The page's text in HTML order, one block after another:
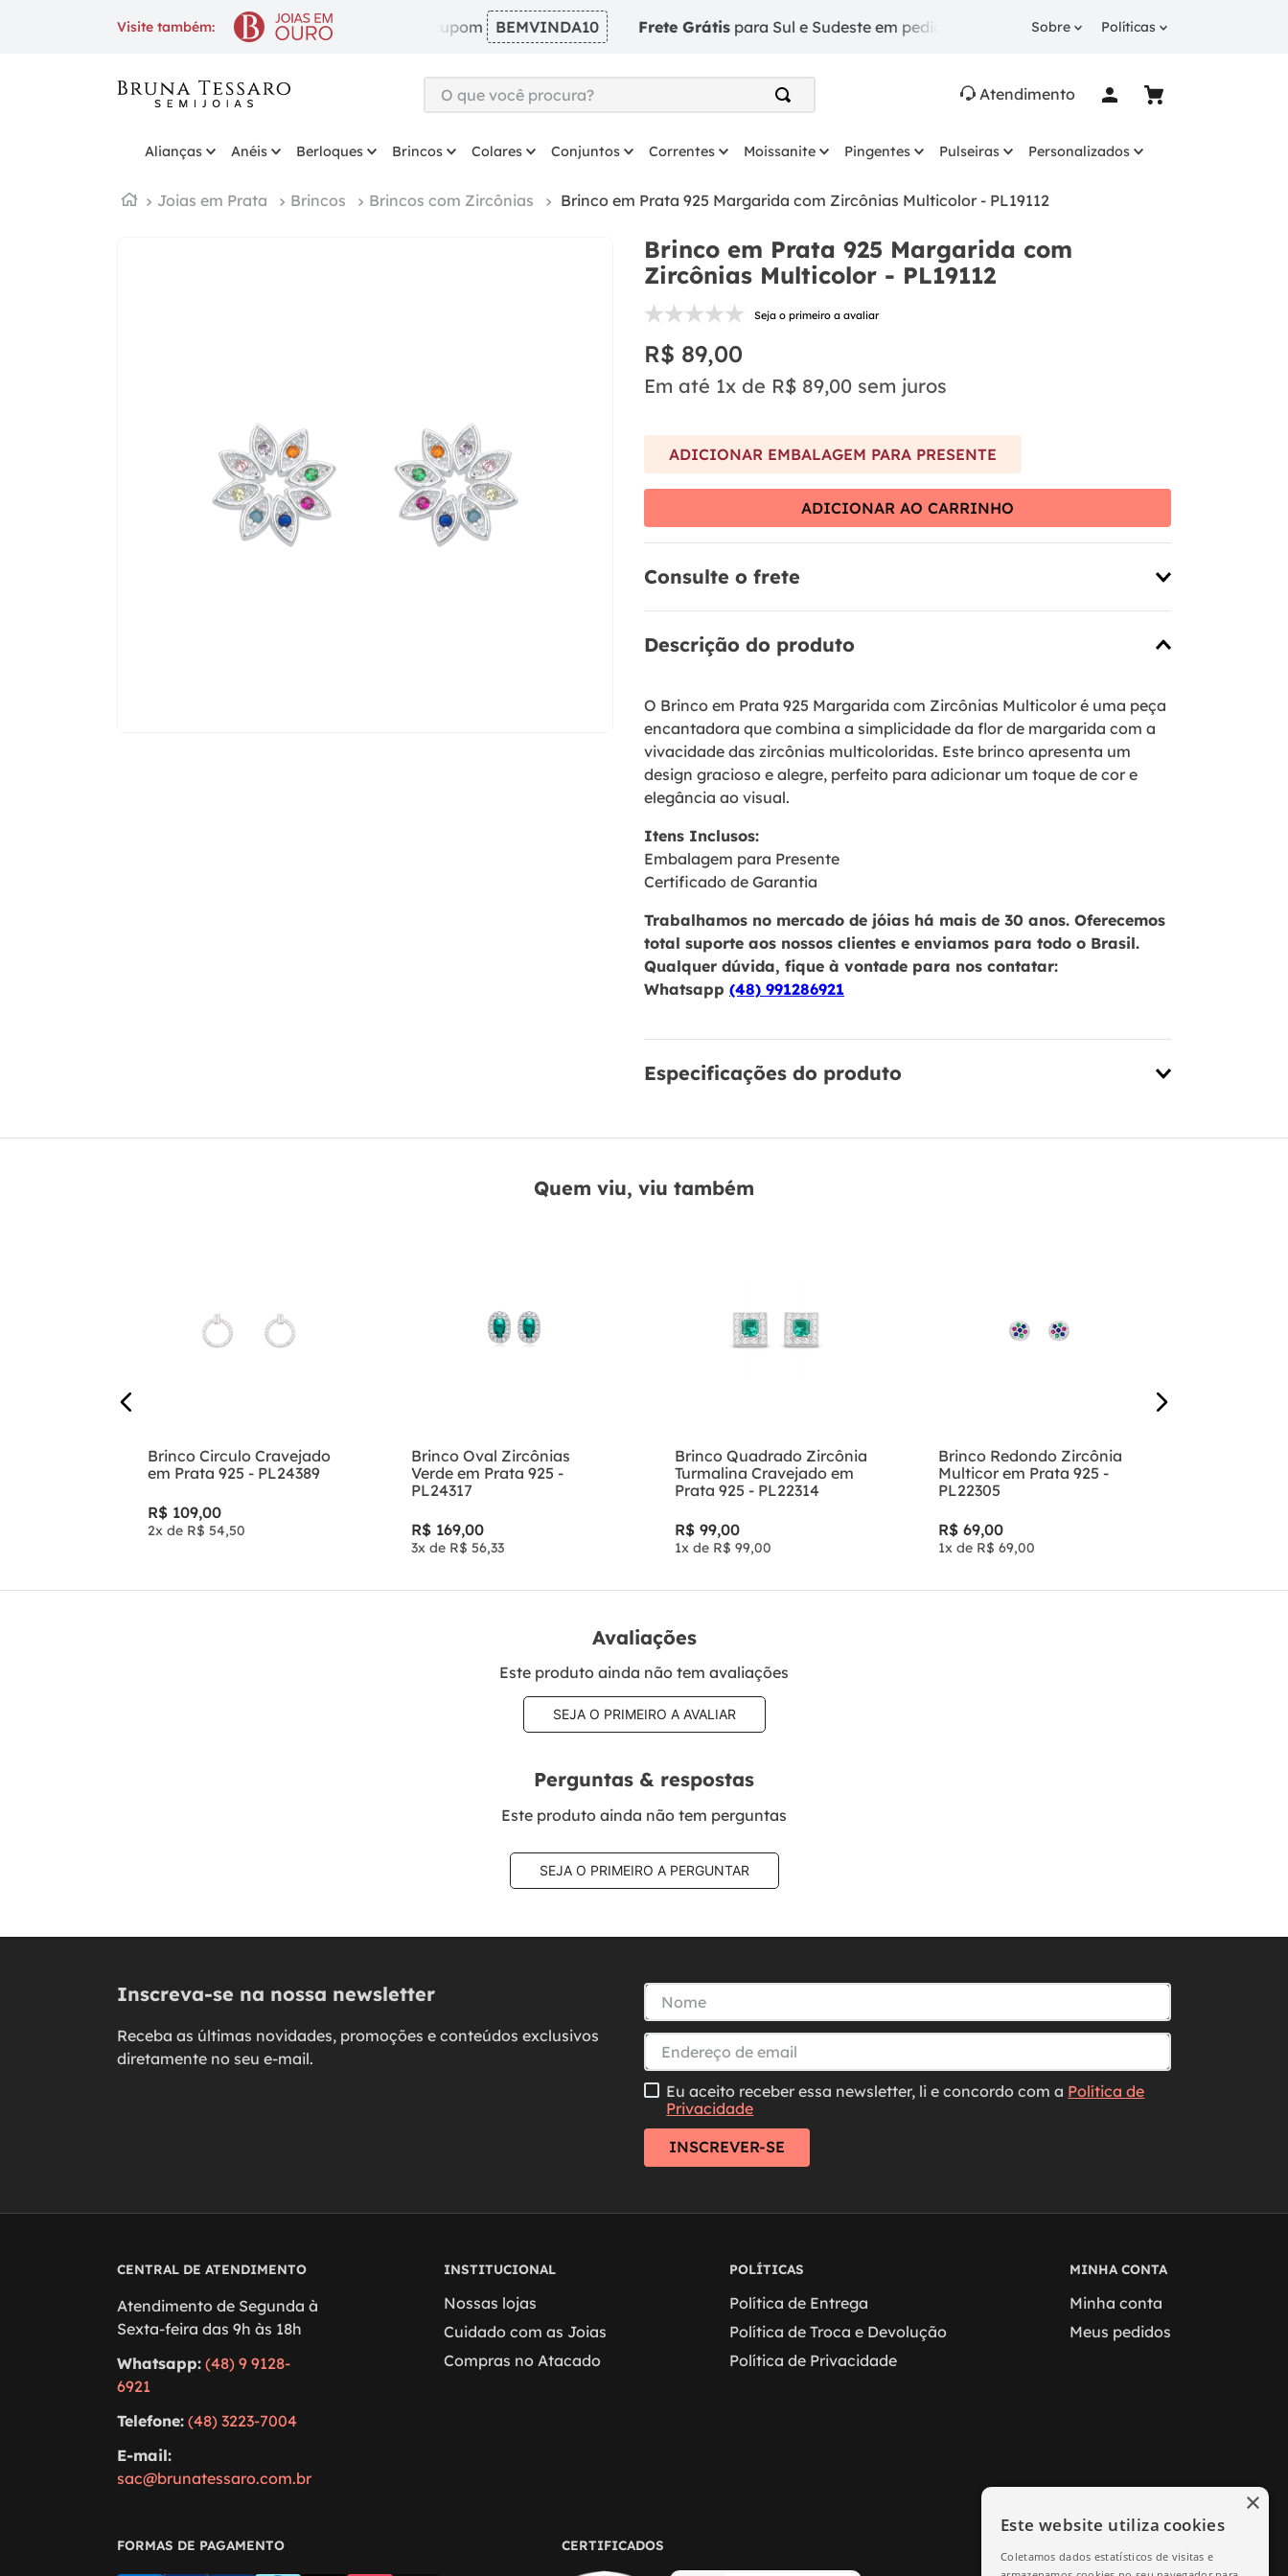
Visite também:
10% OFF na 1ª compra com cupom BEMVINDA10 Frete Grátis para Sul e Sudeste em pedidos a partir de R$ 249. 10% OFFna 1ª compra
Sobre Políticas
O que você procura?
2º
solitário
brinco
10º aliança
Atendimento
Alianças Anéis Berloques Brincos Colares Conjuntos Correntes Moissanite Pingentes Pulseiras Personalizados
Joias em Prata Brincos Brincos com Zircônias Brinco em Prata 925 Margarida com Zircônias Multicolor - PL19112
Brinco em Prata 925 Margarida com
Zircônias Multicolor - PL19112
Seja o primeiro a avaliar
R$ 89,00
Em até 1x de R$ 89,00 sem juros
ADICIONAR EMBALAGEM PARA PRESENTE
ADICIONAR AO CARRINHO
Consulte o frete
Descrição do produto
O Brinco em Prata 925 Margarida com Zircônias Multicolor é uma peça
encantadora que combina a simplicidade da flor de margarida com a
vivacidade das zircônias multicoloridas. Este brinco apresenta um
design gracioso e alegre, perfeito para adicionar um toque de cor e
elegância ao visual.
Itens Inclusos:
Embalagem para Presente
Certificado de Garantia
Trabalhamos no mercado de jóias há mais de 30 anos. Oferecemos
total suporte aos nossos clientes e enviamos para todo o Brasil.
Qualquer dúvida, fique à vontade para nos contatar:
Whatsapp (48) 991286921
Especificações do produto
Quem viu, viu também
Brinco Circulo Cravejado
em Prata 925 - PL24389
R$ 109,00
2x de R$ 54,50
Brinco Oval Zircônias
Verde em Prata 925 -
PL24317
R$ 169,00
3x de R$ 56,33
Brinco Quadrado Zircônia
Turmalina Cravejado em
Prata 925 - PL22314
R$ 99,00
1x de R$ 99,00
Brinco Redondo Zircônia
Multicor em Prata 925 -
PL22305
R$ 69,00
1x de R$ 69,00
Avaliações
Este produto ainda não tem avaliações
SEJA O PRIMEIRO A AVALIAR
Perguntas & respostas
Este produto ainda não tem perguntas
SEJA O PRIMEIRO A PERGUNTAR
Inscreva-se na nossa newsletter
Receba as últimas novidades, promoções e conteúdos exclusivos
diretamente no seu e-mail.
Eu aceito receber essa newsletter, li e concordo com a Política de
Privacidade
INSCREVER-SE
CENTRAL DE ATENDIMENTO
Atendimento de Segunda à
Sexta-feira das 9h às 18h
Whatsapp: (48) 9 9128-
6921
Telefone: (48) 3223-7004
E-mail:
sac@brunatessaro.com.br
INSTITUCIONAL
Nossas lojas
Cuidado com as Joias
Compras no Atacado
POLÍTICAS
Política de Entrega
Política de Troca e Devolução
Política de Privacidade
MINHA CONTA
Minha conta
Meus pedidos
FORMAS DE PAGAMENTO CERTIFICADOS
Este website utiliza cookies
Coletamos dados estatísticos de visitas e
×